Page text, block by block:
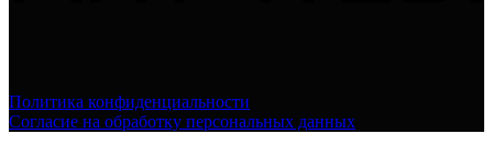
Политика конфиденциальности
Согласие на обработку персональных данных